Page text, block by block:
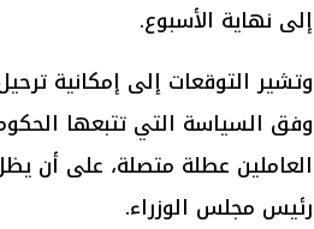
إلى نهاية الأسبوع.
وفق السياسة التي تتبعها
العاملين عطلة متصلة، على أن
رئيس مجلس الوزراء.